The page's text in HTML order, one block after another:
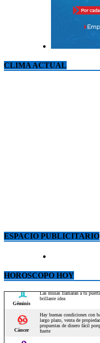
CLIMA ACTUAL
ESPACIO PUBLICITARIO
HOROSCOPO HOY